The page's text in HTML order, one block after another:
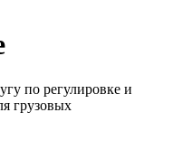
по регулировке и
грузовых